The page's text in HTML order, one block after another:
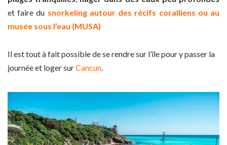
et faire du snorkeling autour des récifs coralliens ou au
musée sous l’eau (MUSA)
Il est tout à fait possible de se rendre sur l’île pour y passer la
journée et loger surCancun